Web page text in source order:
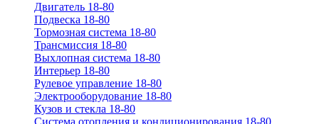
Двигатель 18-80
Подвеска 18-80
Тормозная система 18-80
Трансмиссия 18-80
Выхлопная система 18-80
Интерьер 18-80
Рулевое управление 18-80
Электрооборудование 18-80
Кузов и стекла 18-80